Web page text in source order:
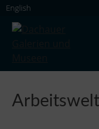
Skip
content
English